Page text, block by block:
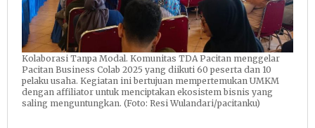
Kolaborasi Tanpa Modal. Komunitas TDA Pacitan menggelar
Pacitan Business Colab 2025 yang diikuti 60 peserta dan 10
pelaku usaha. Kegiatan ini bertujuan mempertemukan UMKM
dengan affiliator untuk menciptakan ekosistem bisnis yang
saling menguntungkan. (Foto: Resi Wulandari/pacitanku)